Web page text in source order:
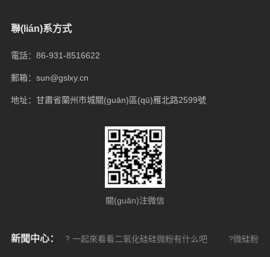
聯(lián)系方式
電話：86-931-8516622
郵箱：sun@gslxy.cn
地址：甘肅省蘭州市城關(guān)區(qū)雁北路2599號
關(guān)注微信
新聞中心： ? 一起來看看二氧化硅硅微粉有什么吧 ?微硅粉的